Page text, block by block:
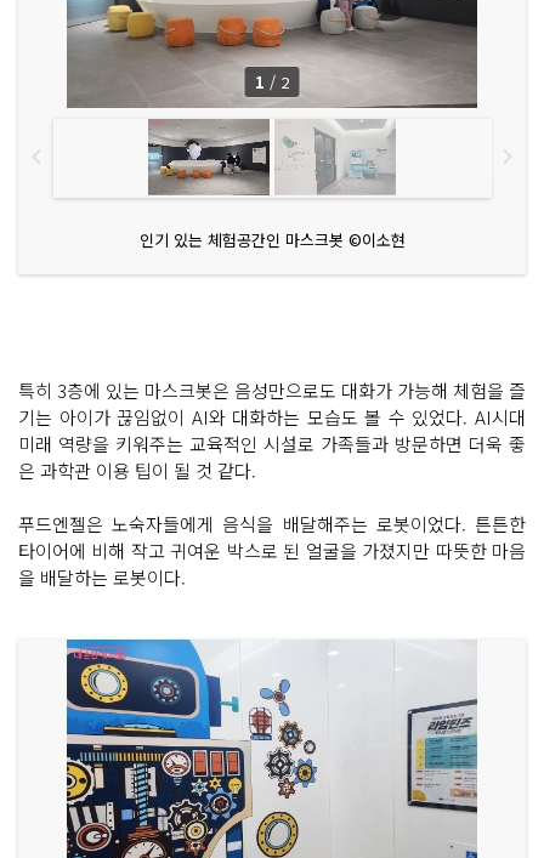
인기 있는 체험공간인 마스크봇 ©이소현
1 / 2
특히 3층에 있는 마스크봇은 음성만으로도 대화가 가능해 체험을 즐
기는 아이가 끊임없이 AI와 대화하는 모습도 볼 수 있었다. AI시대
미래 역량을 키워주는 교육적인 시설로 가족들과 방문하면 더욱 좋
은 과학관 이용 팁이 될 것 같다.
푸드엔젤은 노숙자들에게 음식을 배달해주는 로봇이었다. 튼튼한
타이어에 비해 작고 귀여운 박스로 된 얼굴을 가졌지만 따뜻한 마음
을 배달하는 로봇이다.